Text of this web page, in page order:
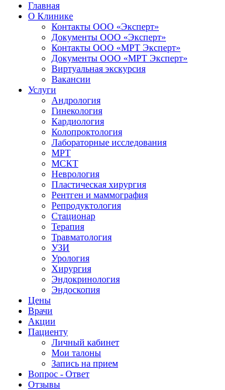
Главная
О Клинике
Контакты ООО «Эксперт»
Документы ООО «Эксперт»
Контакты ООО «МРТ Эксперт»
Документы ООО «МРТ Эксперт»
Виртуальная экскурсия
Вакансии
Услуги
Андрология
Гинекология
Кардиология
Колопроктология
Лабораторные исследования
МРТ
МСКТ
Неврология
Пластическая хирургия
Рентген и маммография
Репродуктология
Стационар
Терапия
Травматология
УЗИ
Урология
Хирургия
Эндокринология
Эндоскопия
Цены
Врачи
Акции
Пациенту
Личный кабинет
Мои талоны
Запись на прием
Вопрос - Ответ
Отзывы